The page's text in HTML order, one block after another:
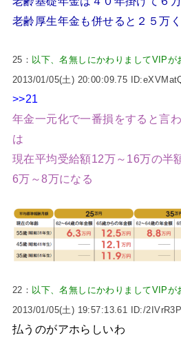
老齢厚生年金も併せると２５万
25： 以下、名無しにかわりましてVIPが
2013/01/05(土) 20:00:09.75
>>21
年金一元化で一番損をすると言
は
現在平均受給額12万～16万の半
6万～8万になる
22： 以下、名無しにかわりましてVIPが
2013/01/05(土) 19:57:13.61 ID:/
払うのがアホらしいわ